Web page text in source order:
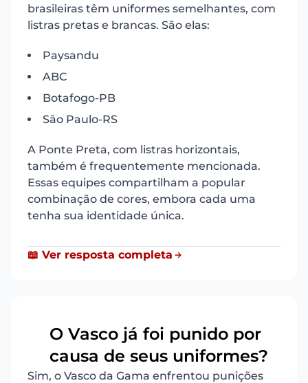
brasileiras têm uniformes semelhantes, com
listras pretas e brancas. São elas:
Paysandu
ABC
Botafogo-PB
São Paulo-RS
A Ponte Preta, com listras horizontais,
também é frequentemente mencionada.
Essas equipes compartilham a popular
combinação de cores, embora cada uma
tenha sua identidade única.
📖 Ver resposta completa
O Vasco já foi punido por
causa de seus uniformes?
Sim, o Vasco da Gama enfrentou punições